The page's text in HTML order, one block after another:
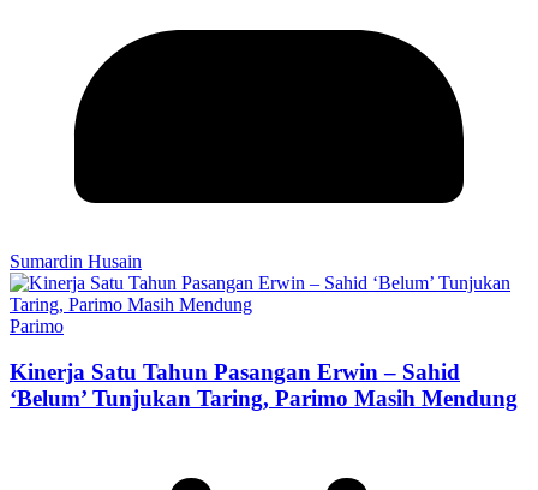
Sumardin Husain
Parimo
Kinerja Satu Tahun Pasangan Erwin – Sahid
‘Belum’ Tunjukan Taring, Parimo Masih Mendung